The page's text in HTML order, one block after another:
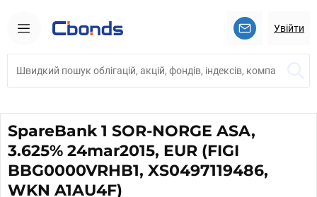
Увійти
SpareBank 1 SOR-NORGE ASA,
3.625% 24mar2015, EUR (FIGI
BBG0000VRHB1, XS0497119486,
WKN A1AU4F)